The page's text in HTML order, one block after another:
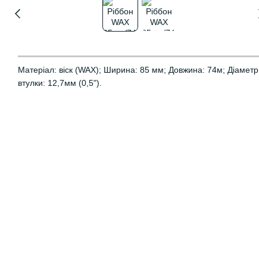
Матеріал: віск (WAX); Ширина: 85 мм; Довжина: 74м; Діаметр
втулки: 12,7мм (0,5").